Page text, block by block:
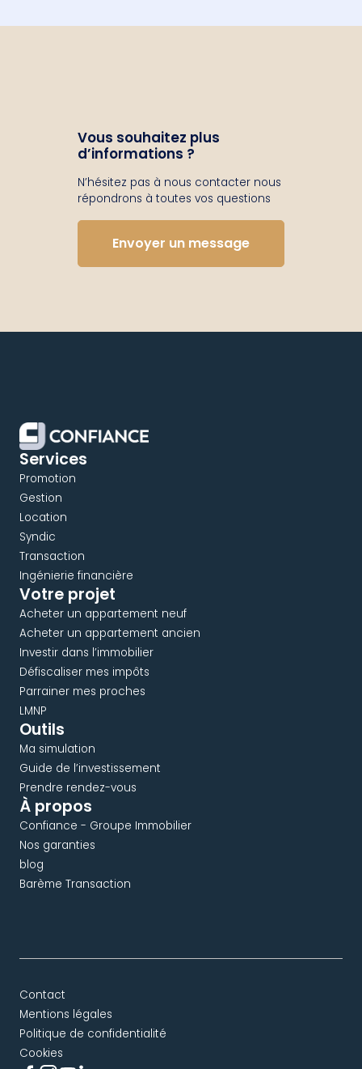
Vous souhaitez plus
d’informations ?
N’hésitez pas à nous contacter nous
répondrons à toutes vos questions
Envoyer un message
Services
Promotion
Gestion
Location
Syndic
Transaction
Ingénierie financière
Votre projet
Acheter un appartement neuf
Acheter un appartement ancien
Investir dans l’immobilier
Défiscaliser mes impôts
Parrainer mes proches
LMNP
Outils
Ma simulation
Guide de l’investissement
Prendre rendez-vous
À propos
Confiance - Groupe Immobilier
Nos garanties
blog
Barème Transaction
Contact
Mentions légales
Politique de confidentialité
Cookies